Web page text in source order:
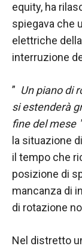
equity, ha
spiegava che
elettriche
interruzione
” Un piano di
si estenderà
fine del mese
la situazione
il tempo che
posizione di
mancanza di
di rotazione
Nel distretto
Statistiche
Al fine di
migliorare
funzionalità
e la
struttura del
sito Web, in
base a
utilizzato il
sito Web.
Experience
nostro sito